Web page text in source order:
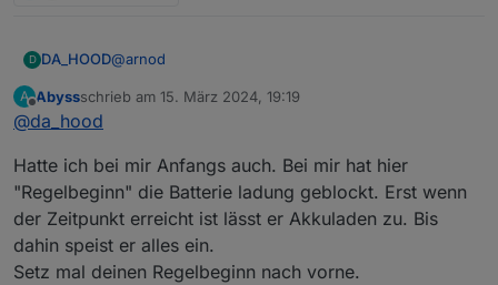
D DA_HOOD@arnod
Ja habe ich auf 70% eingestellt bei allen
macht er es schon wieder. Akku bei 0% und er
speist 300 Watt lieber ins Netz als in den Akku. :/
Update:
Scheinbar ist es ein Bug bei 0% Akku. Schaltet man
die Regelung ab und bei 1% Akku wieder ein,
funktioniert es wieder… Das macht das ganze nur
für mich leider jetzt unbrauchbar :(
A
Offline
Abyssschrieb am 15. März 2024, 19:19
zuletzt editiert von
@da_hood
Hatte ich bei mir Anfangs auch. Bei mir hat hier
"Regelbeginn" die Batterie ladung geblockt. Erst wenn
der Zeitpunkt erreicht ist lässt er Akkuladen zu. Bis
dahin speist er alles ein.
Setz mal deinen Regelbeginn nach vorne.